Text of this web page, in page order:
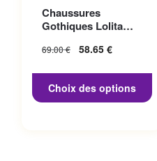
Chaussures
Gothiques Lolita
69.00€
Le prix initial
58.65 €
58.65 €.
Choix des options
variations. Les options
peuvent être choisies sur la
page du produit